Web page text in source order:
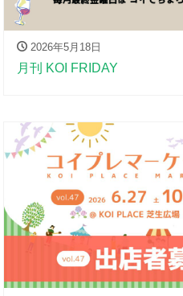
2026年5月18日
月刊 KOI FRIDAY